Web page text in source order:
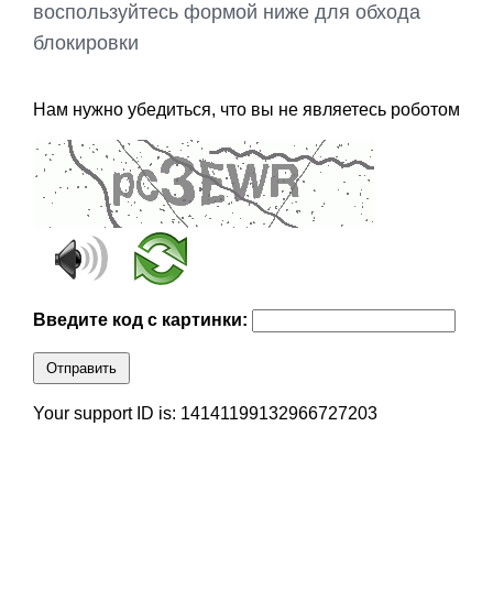
воспользуйтесь формой ниже для обхода
блокировки
Нам нужно убедиться, что вы не являетесь роботом
Введите код с картинки:
Отправить
Your support ID is: 14141199132966727203